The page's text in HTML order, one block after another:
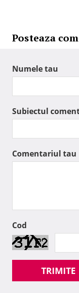
Posteaza
Numele tau
Subiectul
Comentariul tau
Cod
TRIMITE